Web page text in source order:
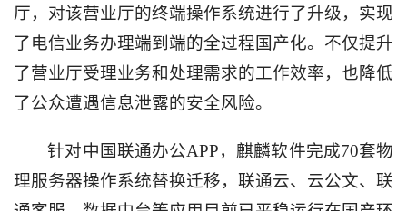
厅，对该营业厅的终端操作系统进行了升级，实现
了电信业务办理端到端的全过程国产化。不仅提升
了营业厅受理业务和处理需求的工作效率，也降低
了公众遭遇信息泄露的安全风险。
针对中国联通办公APP，麒麟软件完成70套物
理服务器操作系统替换迁移，联通云、云公文、联